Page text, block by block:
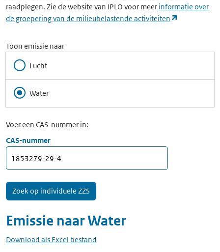
raadplegen. Zie de website van IPLO voor meer informatie over
de groepering van de milieubelastende activiteiten
Toon emissie naar
Lucht
Water
Voer een CAS-nummer in:
CAS-nummer
Emissie naarWater
Download als Excel bestand